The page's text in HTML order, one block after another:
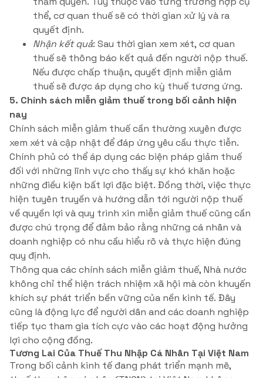
thể, cơ quan thuế sẽ có thời gian xử lý và ra
quyết định.
Nhận kết quả: Sau thời gian xem xét, cơ quan
thuế sẽ thông báo kết quả đến người nộp thuế.
Nếu được chấp thuận, quyết định miễn giảm
thuế sẽ được áp dụng cho kỳ thuế tương ứng.
5. Chính sách miễn giảm thuế trong bối cảnh hiện
nay
Chính sách miễn giảm thuế cần thường xuyên được
xem xét và cập nhật để đáp ứng yêu cầu thực tiễn.
Chính phủ có thể áp dụng các biện pháp giảm thuế
đối với những lĩnh vực cho thấy sự khó khăn hoặc
những điều kiện bất lợi đặc biệt. Đồng thời, việc thực
hiện tuyên truyền và hướng dẫn tới người nộp thuế
về quyền lợi và quy trình xin miễn giảm thuế cũng cần
được chú trọng để đảm bảo rằng những cá nhân và
doanh nghiệp có nhu cầu hiểu rõ và thực hiện đúng
quy định.
Thông qua các chính sách miễn giảm thuế, Nhà nước
không chỉ thể hiện trách nhiệm xã hội mà còn khuyến
khích sự phát triển bền vững của nền kinh tế. Đây
cũng là động lực để người dân and các doanh nghiệp
tiếp tục tham gia tích cực vào các hoạt động hưởng
lợi cho cộng đồng.
Tương Lai Của Thuế Thu Nhập Cá Nhân Tại Việt Nam
Trong bối cảnh kinh tế đang phát triển mạnh mẽ,